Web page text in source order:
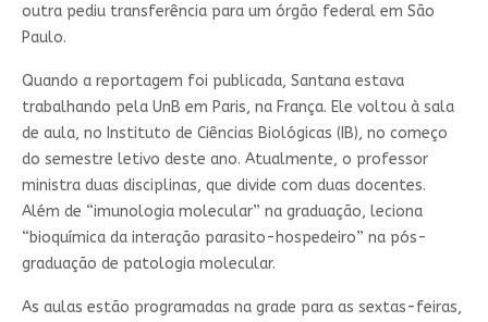
outra pediu transferência para um órgão federal em São
Paulo.
Quando a reportagem foi publicada, Santana estava
trabalhando pela UnB em Paris, na França. Ele voltou à sala
de aula, no Instituto de Ciências Biológicas (IB), no começo
do semestre letivo deste ano. Atualmente, o professor
ministra duas disciplinas, que divide com duas docentes.
Além de “imunologia molecular” na graduação, leciona
“bioquímica da interação parasito-hospedeiro” na pós-
graduação de patologia molecular.
As aulas estão programadas na grade para as sextas-feiras,